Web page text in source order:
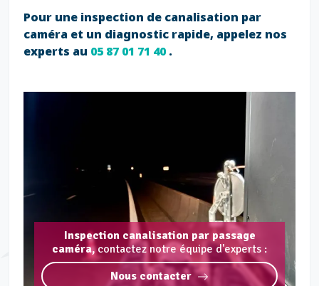
Pour une inspection de canalisation par
caméra et un diagnostic rapide, appelez nos
experts au 05 87 01 71 40.
Inspection canalisation par passage
caméra,contactez notre équipe d'experts :
Nous contacter